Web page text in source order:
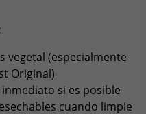
vegetal (especialmente
Original)
si es posible
cuando limpie